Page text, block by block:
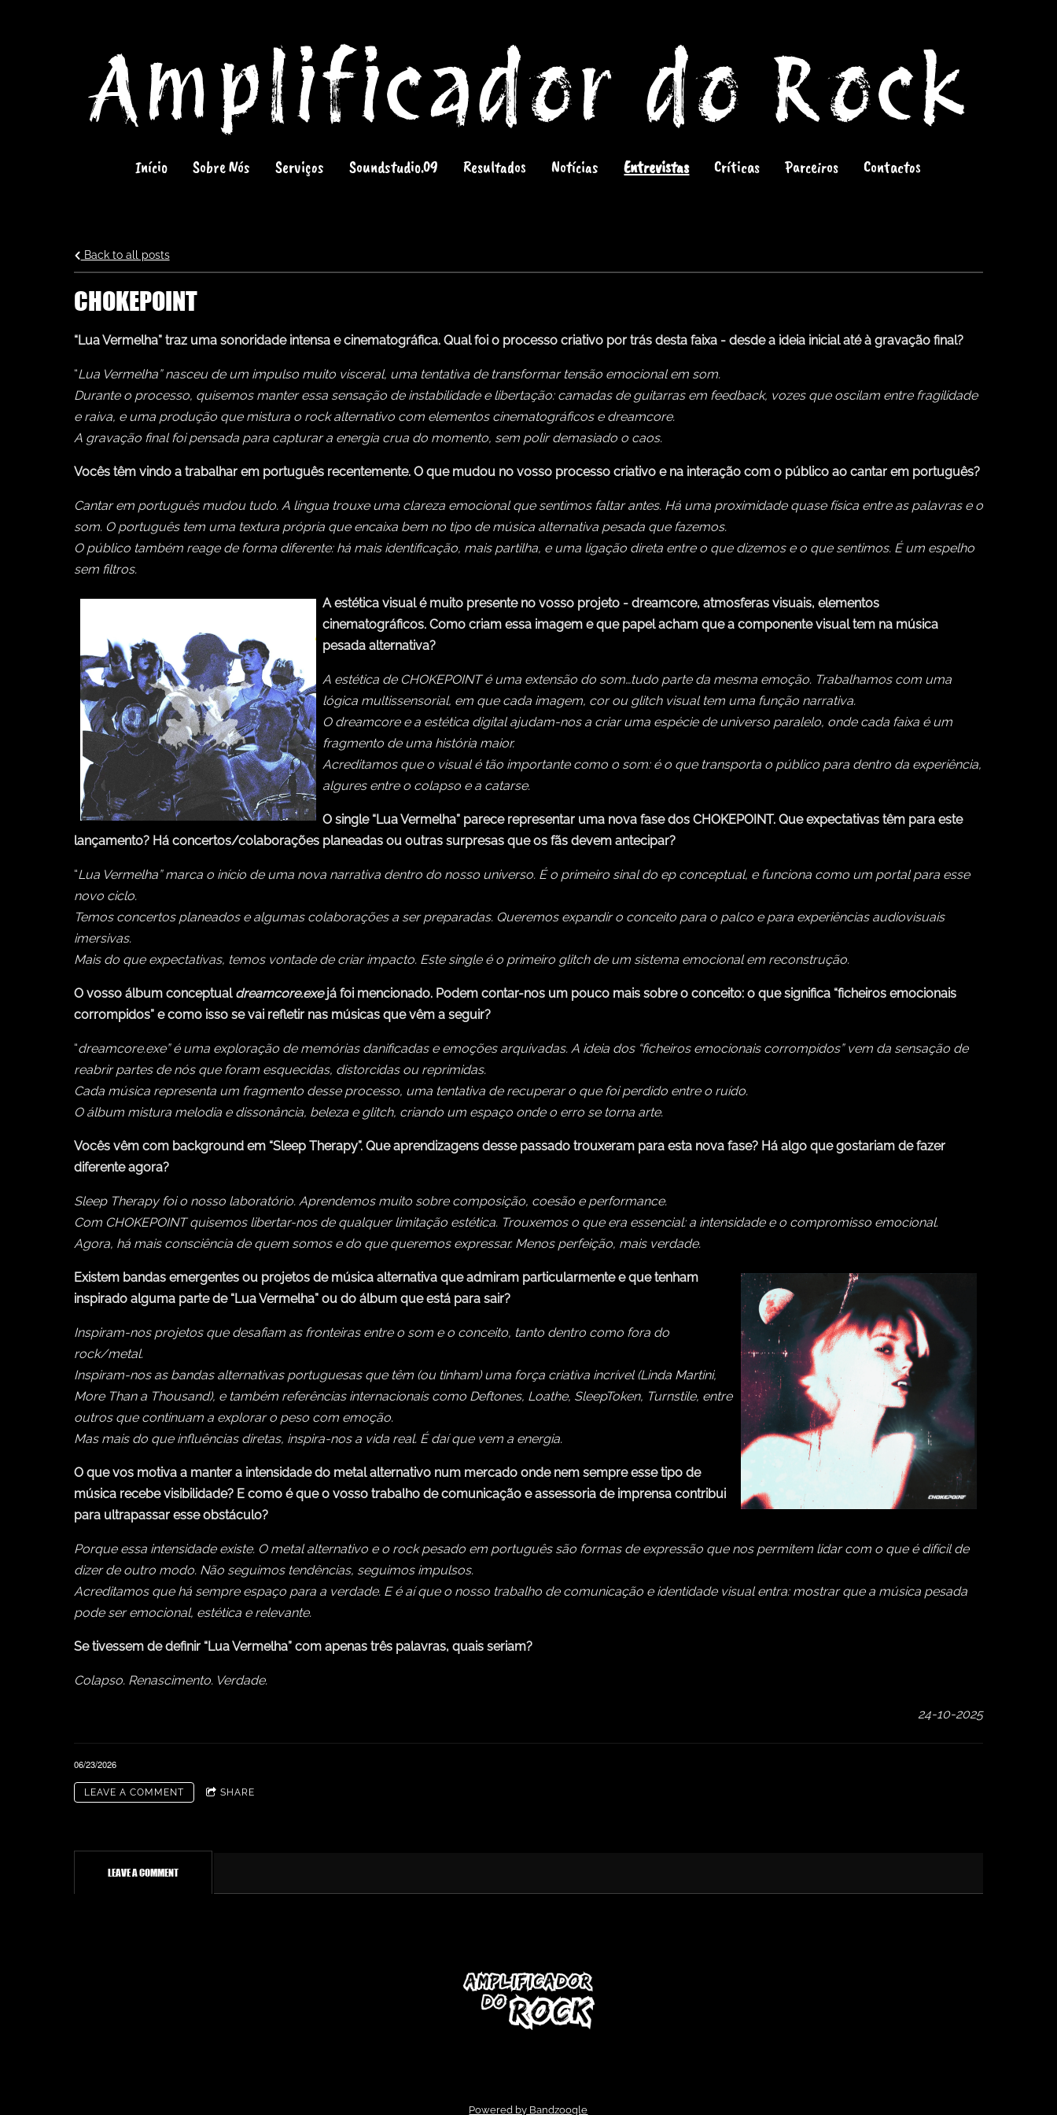
Amplificador do Rock
Início Sobre Nós Serviços Soundstudio.09 Resultados Notícias Entrevistas Críticas Parceiros Contactos
Back to all posts
CHOKEPOINT
“Lua Vermelha” traz uma sonoridade intensa e cinematográfica. Qual foi o processo criativo por trás desta faixa - desde a ideia inicial até à gravação final?
“Lua Vermelha” nasceu de um impulso muito visceral, uma tentativa de transformar tensão emocional em som.
Durante o processo, quisemos manter essa sensação de instabilidade e libertação: camadas de guitarras em feedback, vozes que oscilam entre fragilidade
e raiva, e uma produção que mistura o rock alternativo com elementos cinematográficos e dreamcore.
A gravação final foi pensada para capturar a energia crua do momento, sem polir demasiado o caos.
Vocês têm vindo a trabalhar em português recentemente. O que mudou no vosso processo criativo e na interação com o público ao cantar em português?
Cantar em português mudou tudo. A língua trouxe uma clareza emocional que sentimos faltar antes. Há uma proximidade quase física entre as palavras e o
som. O português tem uma textura própria que encaixa bem no tipo de música alternativa pesada que fazemos.
O público também reage de forma diferente: há mais identificação, mais partilha, e uma ligação direta entre o que dizemos e o que sentimos. É um espelho
sem filtros.
A estética visual é muito presente no vosso projeto - dreamcore, atmosferas visuais, elementos
cinematográficos. Como criam essa imagem e que papel acham que a componente visual tem na música
pesada alternativa?
A estética de CHOKEPOINT é uma extensão do som…tudo parte da mesma emoção. Trabalhamos com uma
lógica multissensorial, em que cada imagem, cor ou glitch visual tem uma função narrativa.
O dreamcore e a estética digital ajudam-nos a criar uma espécie de universo paralelo, onde cada faixa é um
fragmento de uma história maior.
Acreditamos que o visual é tão importante como o som: é o que transporta o público para dentro da experiência,
algures entre o colapso e a catarse.
O single “Lua Vermelha” parece representar uma nova fase dos CHOKEPOINT. Que expectativas têm para este
lançamento? Há concertos/colaborações planeadas ou outras surpresas que os fãs devem antecipar?
“Lua Vermelha” marca o início de uma nova narrativa dentro do nosso universo. É o primeiro sinal do ep conceptual, e funciona como um portal para esse
novo ciclo.
Temos concertos planeados e algumas colaborações a ser preparadas. Queremos expandir o conceito para o palco e para experiências audiovisuais
imersivas.
Mais do que expectativas, temos vontade de criar impacto. Este single é o primeiro glitch de um sistema emocional em reconstrução.
O vosso álbum conceptual dreamcore.exejá foi mencionado. Podem contar-nos um pouco mais sobre o conceito: o que significa “ficheiros emocionais
corrompidos” e como isso se vai refletir nas músicas que vêm a seguir?
“dreamcore.exe” é uma exploração de memórias danificadas e emoções arquivadas. A ideia dos “ficheiros emocionais corrompidos” vem da sensação de
reabrir partes de nós que foram esquecidas, distorcidas ou reprimidas.
Cada música representa um fragmento desse processo, uma tentativa de recuperar o que foi perdido entre o ruído.
O álbum mistura melodia e dissonância, beleza e glitch, criando um espaço onde o erro se torna arte.
Vocês vêm com background em “Sleep Therapy”. Que aprendizagens desse passado trouxeram para esta nova fase? Há algo que gostariam de fazer
diferente agora?
Sleep Therapy foi o nosso laboratório. Aprendemos muito sobre composição, coesão e performance.
Com CHOKEPOINT quisemos libertar-nos de qualquer limitação estética. Trouxemos o que era essencial: a intensidade e o compromisso emocional.
Agora, há mais consciência de quem somos e do que queremos expressar. Menos perfeição, mais verdade.
Existem bandas emergentes ou projetos de música alternativa que admiram particularmente e que tenham
inspirado alguma parte de “Lua Vermelha” ou do álbum que está para sair?
Inspiram-nos projetos que desafiam as fronteiras entre o som e o conceito, tanto dentro como fora do
rock/metal.
Inspiram-nos as bandas alternativas portuguesas que têm (ou tinham) uma força criativa incrível (Linda Martini,
More Than a Thousand), e também referências internacionais como Deftones, Loathe, SleepToken, Turnstile, entre
outros que continuam a explorar o peso com emoção.
Mas mais do que influências diretas, inspira-nos a vida real. É daí que vem a energia.
O que vos motiva a manter a intensidade do metal alternativo num mercado onde nem sempre esse tipo de
música recebe visibilidade? E como é que o vosso trabalho de comunicação e assessoria de imprensa contribui
para ultrapassar esse obstáculo?
Porque essa intensidade existe. O metal alternativo e o rock pesado em português são formas de expressão que nos permitem lidar com o que é difícil de
dizer de outro modo. Não seguimos tendências, seguimos impulsos.
Acreditamos que há sempre espaço para a verdade. E é aí que o nosso trabalho de comunicação e identidade visual entra: mostrar que a música pesada
pode ser emocional, estética e relevante.
Se tivessem de definir “Lua Vermelha” com apenas três palavras, quais seriam?
Colapso. Renascimento. Verdade.
24-10-2025
06/23/2026
LEAVE A COMMENT SHARE
LEAVE A COMMENT
Powered by Bandzoogle